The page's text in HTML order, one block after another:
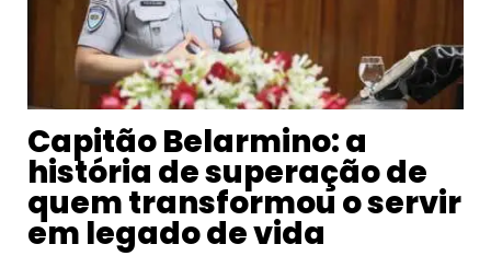
Capitão Belarmino: a
história de superação de
quem transformou o servir
em legado de vida